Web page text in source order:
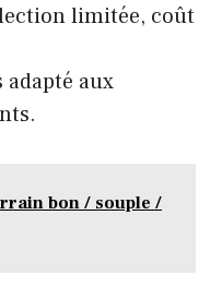
limitée, coût
aux
bon / souple /